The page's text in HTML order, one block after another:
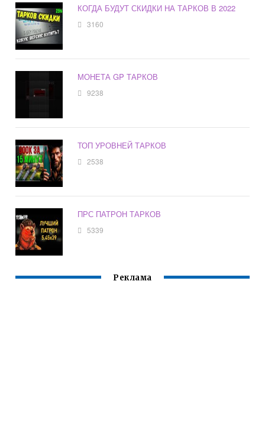
КОГДА БУДУТ СКИДКИ НА ТАРКОВ В 2022
3160
МОНЕТА GP ТАРКОВ
9238
ТОП УРОВНЕЙ ТАРКОВ
2538
ПРС ПАТРОН ТАРКОВ
5339
Реклама